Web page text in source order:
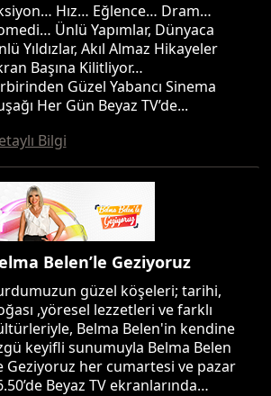
Hız… Eğlence… Dram…
Ünlü Yapımlar, Dünyaca
Yıldızlar, Akıl Almaz Hikayeler
Başına Kilitliyor…
Güzel Yabancı Sinema
Her Gün Beyaz TV’de...
Bilgi
Belen’le Geziyoruz
güzel köşeleri; tarihi,
,yöresel lezzetleri ve farklı
Belma Belen'in kendine
keyifli sunumuyla Belma Belen
Geziyoruz her cumartesi ve pazar
Beyaz TV ekranlarında…